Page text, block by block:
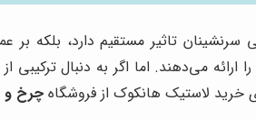
تاثیر مستقیم دارد، بلکه
می‌دهند. اما اگر به دنبال
خرید لاستیک هانکوک از فروشگاه چرخ